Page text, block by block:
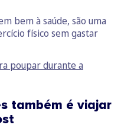
bem à saúde, são uma
físico sem gastar
poupar durante a
também é viajar